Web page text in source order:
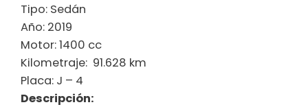
Tipo: Sedán
Año: 2019
Motor: 1400 cc
Kilometraje: 91.628 km
Placa: J – 4
Descripción: